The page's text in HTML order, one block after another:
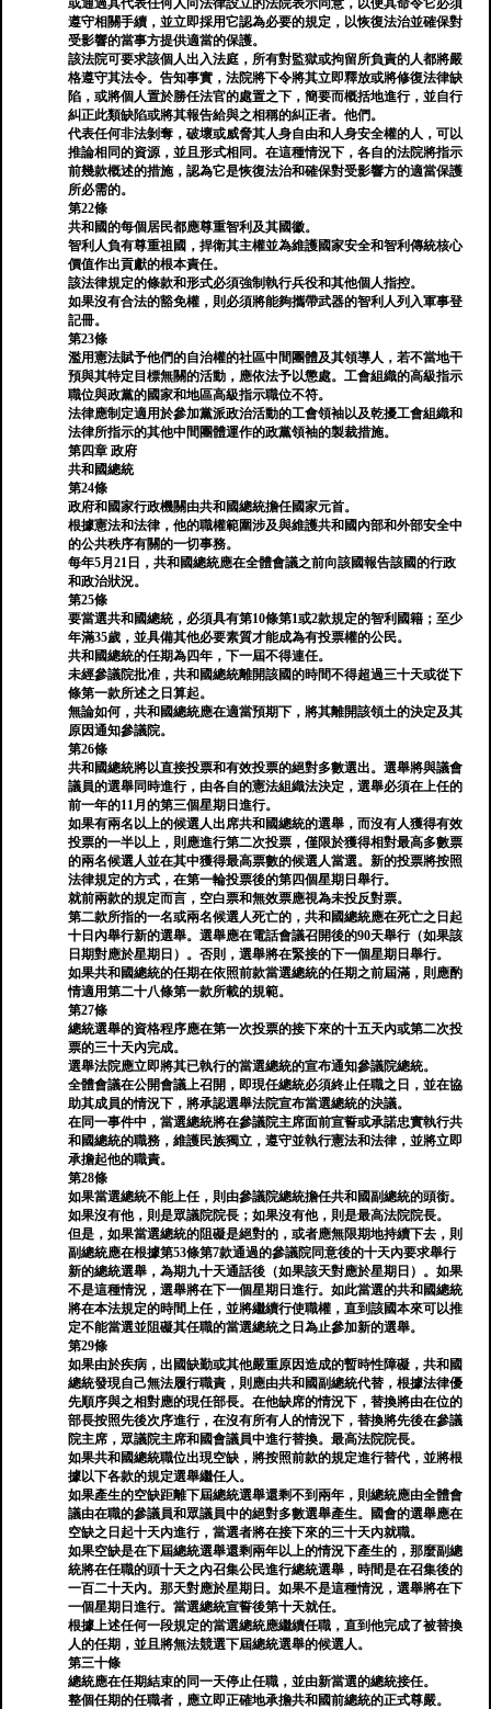
或通過其代表任何人向法律設立的法院表示同意，以便其命令它必須
遵守相關手續，並立即採用它認為必要的規定，以恢復法治並確保對
受影響的當事方提供適當的保護。
該法院可要求該個人出入法庭，所有對監獄或拘留所負責的人都將嚴
格遵守其法令。告知事實，法院將下令將其立即釋放或將修復法律缺
陷，或將個人置於勝任法官的處置之下，簡要而概括地進行，並自行
糾正此類缺陷或將其報告給與之相稱的糾正者。他們。
代表任何非法剝奪，破壞或威脅其人身自由和人身安全權的人，可以
推論相同的資源，並且形式相同。在這種情況下，各自的法院將指示
前幾款概述的措施，認為它是恢復法治和確保對受影響方的適當保護
所必需的。
第22條
共和國的每個居民都應尊重智利及其國徽。
智利人負有尊重祖國，捍衛其主權並為維護國家安全和智利傳統核心
價值作出貢獻的根本責任。
該法律規定的條款和形式必須強制執行兵役和其他個人指控。
如果沒有合法的豁免權，則必須將能夠攜帶武器的智利人列入軍事登
記冊。
第23條
濫用憲法賦予他們的自治權的社區中間團體及其領導人，若不當地干
預與其特定目標無關的活動，應依法予以懲處。工會組織的高級指示
職位與政黨的國家和地區高級指示職位不符。
法律應制定適用於參加黨派政治活動的工會領袖以及乾擾工會組織和
法律所指示的其他中間團體運作的政黨領袖的製裁措施。
第四章 政府
共和國總統
第24條
政府和國家行政機關由共和國總統擔任國家元首。
根據憲法和法律，他的職權範圍涉及與維護共和國內部和外部安全中
的公共秩序有關的一切事務。
每年5月21日，共和國總統應在全體會議之前向該國報告該國的行政
和政治狀況。
第25條
要當選共和國總統，必須具有第10條第1或2款規定的智利國籍；至少
年滿35歲，並具備其他必要素質才能成為有投票權的公民。
共和國總統的任期為四年，下一屆不得連任。
未經參議院批准，共和國總統離開該國的時間不得超過三十天或從下
條第一款所述之日算起。
無論如何，共和國總統應在適當預期下，將其離開該領土的決定及其
原因通知參議院。
第26條
共和國總統將以直接投票和有效投票的絕對多數選出。選舉將與議會
議員的選舉同時進行，由各自的憲法組織法決定，選舉必須在上任的
前一年的11月的第三個星期日進行。
如果有兩名以上的候選人出席共和國總統的選舉，而沒有人獲得有效
投票的一半以上，則應進行第二次投票，僅限於獲得相對最高多數票
的兩名候選人並在其中獲得最高票數的候選人當選。新的投票將按照
法律規定的方式，在第一輪投票後的第四個星期日舉行。
就前兩款的規定而言，空白票和無效票應視為未投反對票。
第二款所指的一名或兩名候選人死亡的，共和國總統應在死亡之日起
十日內舉行新的選舉。選舉應在電話會議召開後的90天舉行（如果該
日期對應於星期日）。否則，選舉將在緊接的下一個星期日舉行。
如果共和國總統的任期在依照前款當選總統的任期之前屆滿，則應酌
情適用第二十八條第一款所載的規範。
第27條
總統選舉的資格程序應在第一次投票的接下來的十五天內或第二次投
票的三十天內完成。
選舉法院應立即將其已執行的當選總統的宣布通知參議院總統。
全體會議在公開會議上召開，即現任總統必須終止任職之日，並在協
助其成員的情況下，將承認選舉法院宣布當選總統的決議。
在同一事件中，當選總統將在參議院主席面前宣誓或承諾忠實執行共
和國總統的職務，維護民族獨立，遵守並執行憲法和法律，並將立即
承擔起他的職責。
第28條
如果當選總統不能上任，則由參議院總統擔任共和國副總統的頭銜。
如果沒有他，則是眾議院院長；如果沒有他，則是最高法院院長。
但是，如果當選總統的阻礙是絕對的，或者應無限期地持續下去，則
副總統應在根據第53條第7款通過的參議院同意後的十天內要求舉行
新的總統選舉，為期九十天通話後（如果該天對應於星期日）。如果
不是這種情況，選舉將在下一個星期日進行。如此當選的共和國總統
將在本法規定的時間上任，並將繼續行使職權，直到該國本來可以推
定不能當選並阻礙其任職的當選總統之日為止參加新的選舉。
第29條
如果由於疾病，出國缺勤或其他嚴重原因造成的暫時性障礙，共和國
總統發現自己無法履行職責，則應由共和國副總統代替，根據法律優
先順序與之相對應的現任部長。在他缺席的情況下，替換將由在位的
部長按照先後次序進行，在沒有所有人的情況下，替換將先後在參議
院主席，眾議院主席和國會議員中進行替換。最高法院院長。
如果共和國總統職位出現空缺，將按照前款的規定進行替代，並將根
據以下各款的規定選舉繼任人。
如果產生的空缺距離下屆總統選舉還剩不到兩年，則總統應由全體會
議由在職的參議員和眾議員中的絕對多數選舉產生。國會的選舉應在
空缺之日起十天內進行，當選者將在接下來的三十天內就職。
如果空缺是在下屆總統選舉還剩兩年以上的情況下產生的，那麼副總
統將在任職的頭十天之內召集公民進行總統選舉，時間是在召集後的
一百二十天內。那天對應於星期日。如果不是這種情況，選舉將在下
一個星期日進行。當選總統宣誓後第十天就任。
根據上述任何一段規定的當選總統應繼續任職，直到他完成了被替換
人的任期，並且將無法競選下屆總統選舉的候選人。
第三十條
總統應在任期結束的同一天停止任職，並由新當選的總統接任。
整個任期的任職者，應立即正確地承擔共和國前總統的正式尊嚴。